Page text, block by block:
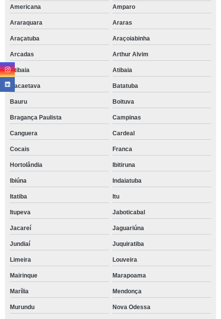
Americana
Amparo
Araraquara Araras
Araçatuba Araçoiabinha
Arcadas Arthur Alvim
Atibaia Atibaia
Bacaetava Batatuba
Bauru Boituva
Bragança Paulista Campinas
Canguera Cardeal
Cocais Franca
Hortolândia Ibitiruna
Ibiúna Indaiatuba
Itatiba Itu
Itupeva Jaboticabal
Jacareí Jaguariúna
Jundiaí Juquiratiba
Limeira Louveira
Mairinque Marapoama
Marília Mendonça
Murundu Nova Odessa